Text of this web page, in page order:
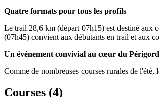
Quatre formats pour tous les profils
Le trail 28,6 km (départ 07h15) est destiné aux
(07h45) convient aux débutants en trail et aux
Un événement convivial au cœur du Périgord
Comme de nombreuses courses rurales de
Courses (4)